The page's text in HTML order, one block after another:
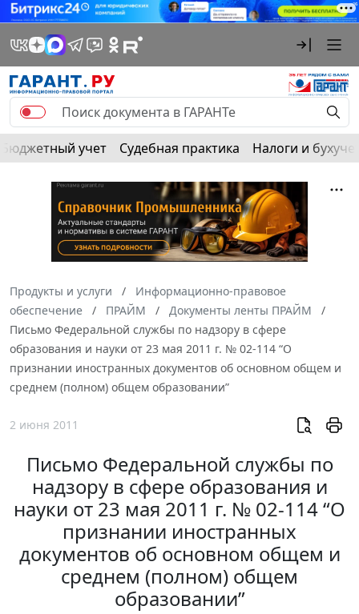
Бюджетный учет Судебная практика Налоги и
Продукты и услуги
Информационно-правовое
обеспечение
ПРАЙМ
Документы ленты ПРАЙМ
Письмо Федеральной службы по надзору в сфере
образования и науки от 23 мая 2011 г. № 02-114 “О
признании иностранных документов об основном общем и
среднем (полном) общем образовании”
2 июня 2011
Письмо Федеральной службы по
надзору в сфере образования и
науки от 23 мая 2011 г. № 02-114 “О
признании иностранных
документов об основном общем и
среднем (полном) общем
образовании”